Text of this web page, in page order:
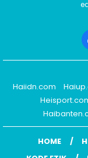
Haiidn.com
HOME